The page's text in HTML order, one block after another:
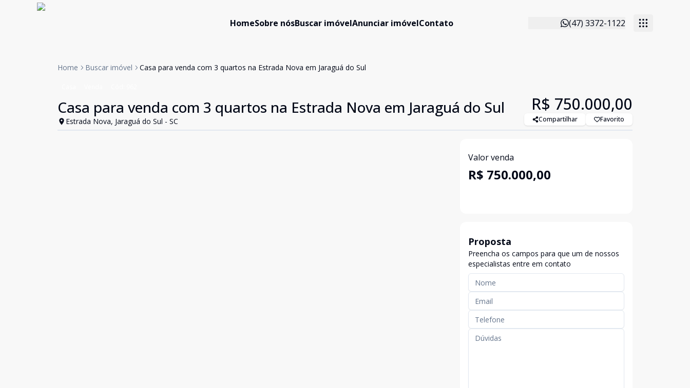
HomeSobre nósBuscar imóvelAnunciar imóvelContato (47) 3372-1122
Home Buscar imóvel Casa para venda com 3 quartos na Estrada Nova em Jaraguá do Sul
Casa para venda com 3 quartos na Estrada Nova em Jaraguá do Sul
Estrada Nova, Jaraguá do Sul - SC
R$ 750.000,00
Compartilhar Favorito
Valor venda
R$ 750.000,00
Proposta
Preencha os campos para que um de nossos
especialistas entre em contato